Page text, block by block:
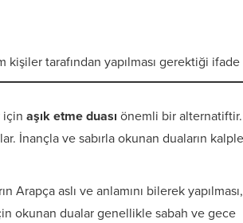
kişiler tarafından yapılması gerektiği
için aşık etme duası önemli bir alternatiftir.
İnançla ve sabırla okunan duaların
Arapça aslı ve anlamını bilerek yapılması,
okunan dualar genellikle sabah ve gece